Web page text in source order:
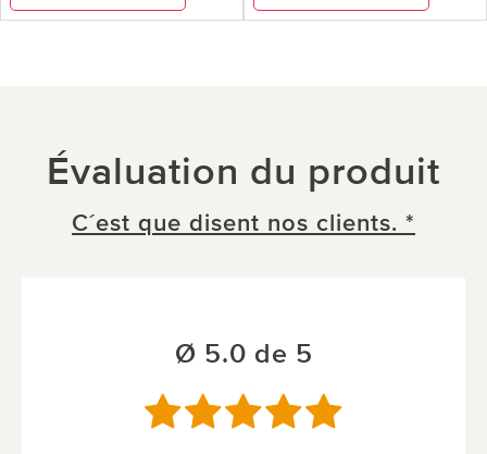
Évaluation du produit
C´est que disent nos clients. *
Ø 5.0 de 5